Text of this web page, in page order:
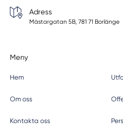
Adress
Mästargatan 5B, 781 71 Borlänge
Meny
Hem
Om oss
Kontakta oss